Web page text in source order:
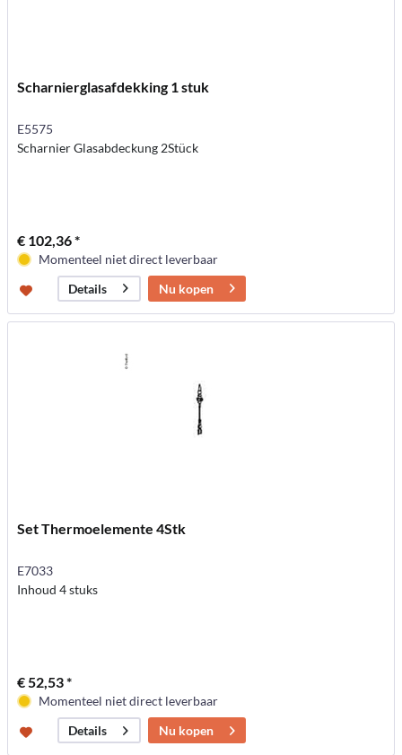
Scharnierglasafdekking 1 stuk
E5575
Scharnier Glasabdeckung 2Stück
€ 102,36 *
Momenteel niet direct leverbaar
Details
Nu kopen
Set Thermoelemente 4Stk
E7033
Inhoud 4 stuks
€ 52,53 *
Momenteel niet direct leverbaar
Details
Nu kopen